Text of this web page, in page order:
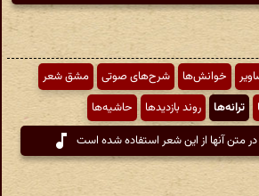
خوانش‌ها شرح‌های صوتی
مشق شعر
ترانه‌ها روند بازدیدها
حاشیه‌ها
متن آنها از این شعر استفاده شده است